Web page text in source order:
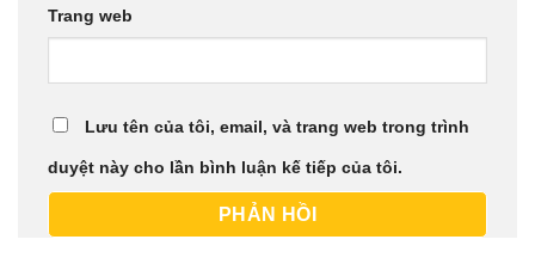
Trang web
Lưu tên của tôi, email, và trang web trong trình
duyệt này cho lần bình luận kế tiếp của tôi.